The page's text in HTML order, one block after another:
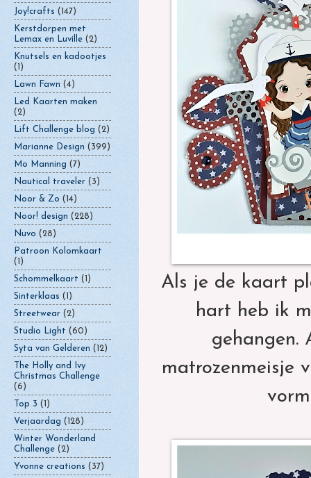
Als je de kaart
hart heb ik
gehangen.
matrozenmeisje
Joy!crafts (147)
Kerstdorpen met
Lemax en Luville (2)
Knutsels en kadootjes
(1)
Lawn Fawn (4)
Led Kaarten maken
(2)
Lift Challenge blog (2)
Marianne Design (399)
Mo Manning (7)
Nautical traveler (3)
Noor & Zo (14)
Noor! design (228)
Nuvo (28)
Patroon Kolomkaart
(1)
Schommelkaart (1)
Sinterklaas (1)
Streetwear (2)
Studio Light (60)
Syta van Gelderen (12)
The Holly and Ivy
Christmas Challenge
(6)
Top 3 (1)
Verjaardag (128)
Winter Wonderland
Challenge (2)
Yvonne creations (37)